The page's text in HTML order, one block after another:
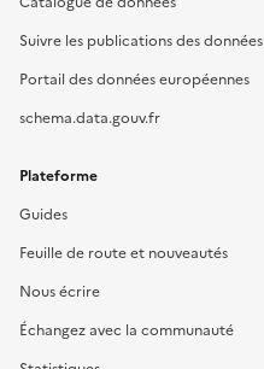
Suivre les publications des données
Portail des données européennes
schema.data.gouv.fr
Plateforme
Guides
Feuille de route et nouveautés
Nous écrire
Échangez avec la communauté